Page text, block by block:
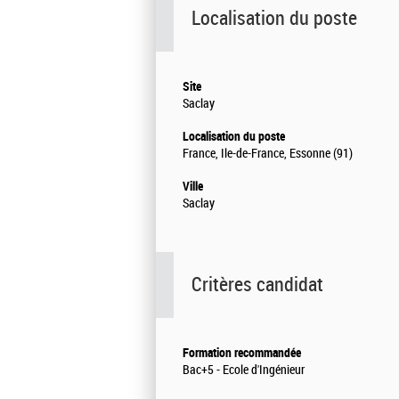
Localisation du poste
Site
Saclay
Localisation du poste
France, Ile-de-France, Essonne (91)
Ville
Saclay
Critères candidat
Formation recommandée
Bac+5 - Ecole d'Ingénieur